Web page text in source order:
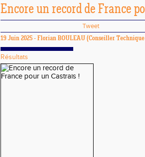
Encore un record de France
Tweet
19 Juin 2025 - Florian BOULEAU (Conseiller
Résultats